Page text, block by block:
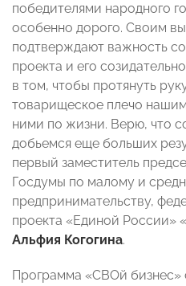
победителями народного
особенно дорого. Своим
подтверждают важность
проекта и его
в том, чтобы протянуть
товарищеское плечо
ними по жизни. Верю, что
добьемся еще больших
первый заместитель
Госдумы по малому и
предпринимательству,
проекта «Единой России»
Альфия Когогина.
Программа «СВОй бизнес»